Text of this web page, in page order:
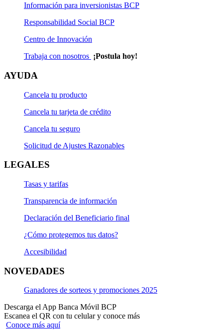
Hoja Informativa de Letras y Facturas Negociables en
Empresarial
Información para inversionistas BCP
Responsabilidad Social BCP
Centro de Innovación
Trabaja con nosotros ¡Postula hoy!
AYUDA
Cancela tu producto
Cancela tu tarjeta de crédito
Cancela tu seguro
Solicitud de Ajustes Razonables
LEGALES
Tasas y tarifas
Transparencia de información
Declaración del Beneficiario final
¿Cómo protegemos tus datos?
Accesibilidad
NOVEDADES
Ganadores de sorteos y promociones 2025
Descarga el App Banca Móvil BCP
Escanea el QR con tu celular y conoce más
Conoce más aquí